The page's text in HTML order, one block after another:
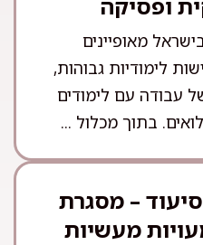
מאופיינים
לימודיות גבוהות,
עבודה עם לימודים
בתוך מכלול ...
– מסגרת
מעשיות